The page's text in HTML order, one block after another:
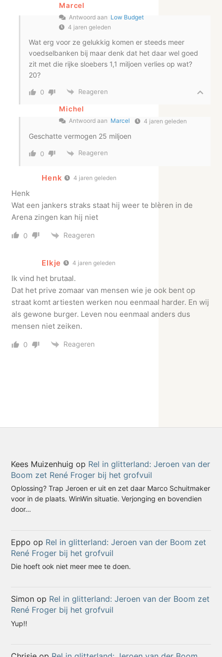
Marcel
Antwoord aan Low Budget
4 jaren geleden
Wat erg voor ze gelukkig komen er steeds meer
voedselbanken bij maar denk dat het daar wel goed
zit met die rijke sloebers 1,1 miljoen verlies op wat?
20?
0 Reageren
Michel
Antwoord aan Marcel 4 jaren geleden
Geschatte vermogen 25 miljoen
0 Reageren
Henk 4 jaren geleden
Henk
Wat een jankers straks staat hij weer te blèren in de
Arena zingen kan hij niet
0 Reageren
Elkje 4 jaren geleden
Ik vind het brutaal.
Dat het prive zomaar van mensen wie je ook bent op
straat komt artiesten werken nou eenmaal harder. En wij
als gewone burger. Leven nou eenmaal anders dus
mensen niet zeiken.
0 Reageren
Kees Muizenhuig op Rel in glitterland: Jeroen van der
Boom zet René Froger bij het grofvuil
Oplossing? Trap Jeroen er uit en zet daar Marco Schuitmaker
voor in de plaats. WinWin situatie. Verjonging en bovendien
door…
Eppo op Rel in glitterland: Jeroen van der Boom zet
René Froger bij het grofvuil
Die hoeft ook niet meer mee te doen.
Simon op Rel in glitterland: Jeroen van der Boom zet
René Froger bij het grofvuil
Yup!!